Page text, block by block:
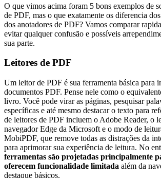
O que vimos acima foram 5 bons exemplos de
de PDF, mas o que exatamente os diferencia dos
dos anotadores de PDF? Vamos comparar
evitar qualquer confusão e possíveis
sua parte.
Leitores de PDF
Um leitor de PDF é sua ferramenta básica para
documentos PDF. Pense nele como o
livro. Você pode virar as páginas, pesquisar
específicas e até mesmo destacar o texto para
de leitores de PDF incluem o Adobe Reader, o
navegador Edge da Microsoft e o modo de
MobiPDF, que remove todas as distrações da
para aprimorar sua experiência de leitura. No
ferramentas são projetadas principalmente
oferecem funcionalidade limitada além da
destaque básicos.